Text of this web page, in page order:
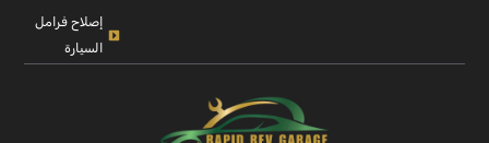
إصلاح فرامل
السيارة